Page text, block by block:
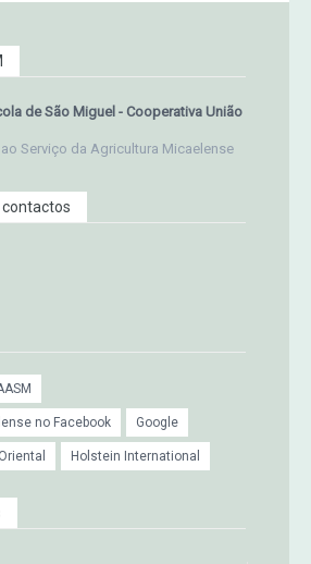
de São Miguel - Cooperativa União
Serviço da Agricultura Micaelense
contactos
no Facebook Google
Holstein International